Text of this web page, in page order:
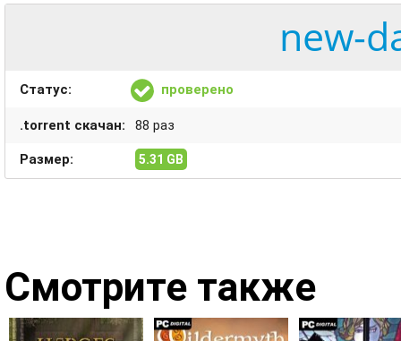
new-
Статус: проверено
.torrent скачан: 88 раз
Размер: 5.31 GB
Смотрите также